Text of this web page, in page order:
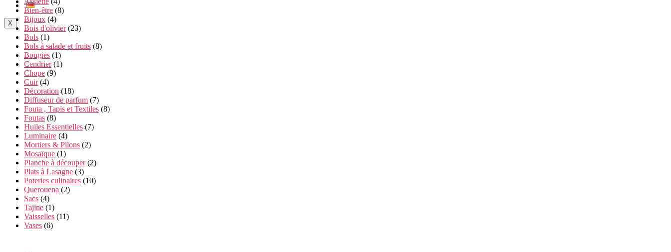
X
Bien-être (8)
Bijoux (4)
Bois d'olivier (23)
Bols (1)
Bols à salade et fruits (8)
Bougies (1)
Cendrier (1)
Chope (9)
Cuir (4)
Décoration (18)
Diffuseur de parfum (7)
Fouta , Tapis et Textiles (8)
Foutas (8)
Huiles Essentielles (7)
Luminaire (4)
Mortiers & Pilons (2)
Mosaïque (1)
Planche à découper (2)
Plats à Lasagne (3)
Poteries culinaires (10)
Querouena (2)
Sacs (4)
Tajine (1)
Vaisselles (11)
Vases (6)